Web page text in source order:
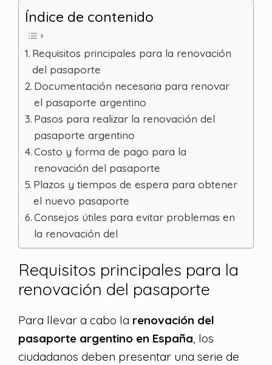
Índice de contenido
Requisitos principales para la renovación
del pasaporte
Documentación necesaria para renovar
el pasaporte argentino
Pasos para realizar la renovación del
pasaporte argentino
Costo y forma de pago para la
renovación del pasaporte
Plazos y tiempos de espera para obtener
el nuevo pasaporte
Consejos útiles para evitar problemas en
la renovación del
Requisitos principales para la
renovación del pasaporte
Para llevar a cabo la renovación del
pasaporte argentino en España, los
ciudadanos deben presentar una serie de